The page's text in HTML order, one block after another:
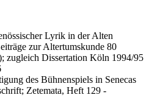
Lyrik in der Alten
zur Altertumskunde 80
zugleich Dissertation Köln 1994/95
des Bühnenspiels in Senecas
Zetemata, Heft 129 -